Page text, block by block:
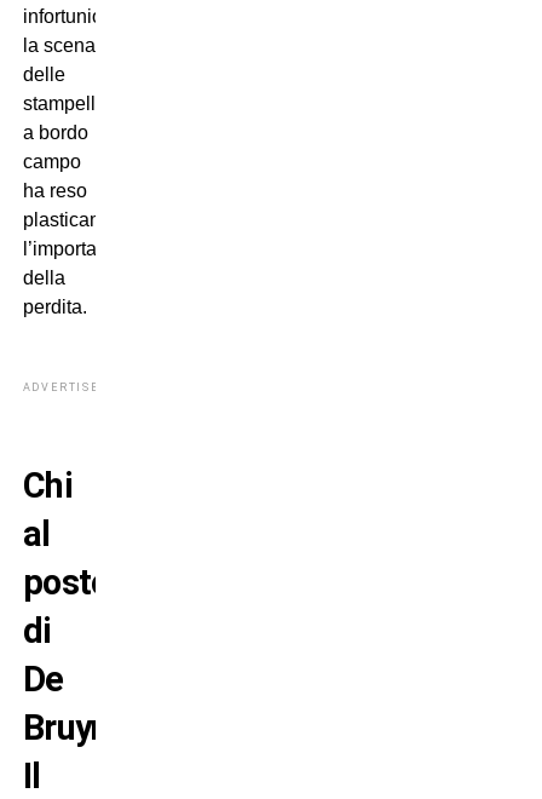
infortunio,
la scena
delle
stampelle
a bordo
campo
ha reso
plasticamente
l’importanza
della
perdita.
ADVERTISEMENT
Chi
al
posto
di
De
Bruyne?
Il